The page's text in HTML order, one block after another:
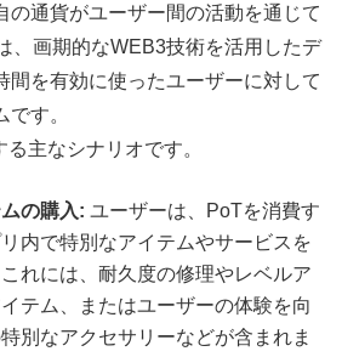
の通貨がユーザー間の活動を通じて
、画期的なWEB3技術を活用したデ
間を有効に使ったユーザーに対して
す。
主なシナリオです。
の購入: ユーザーは、PoTを消費す
内で特別なアイテムやサービスを
れには、耐久度の修理やレベルア
テム、またはユーザーの体験を向
特別なアクセサリーなどが含まれま